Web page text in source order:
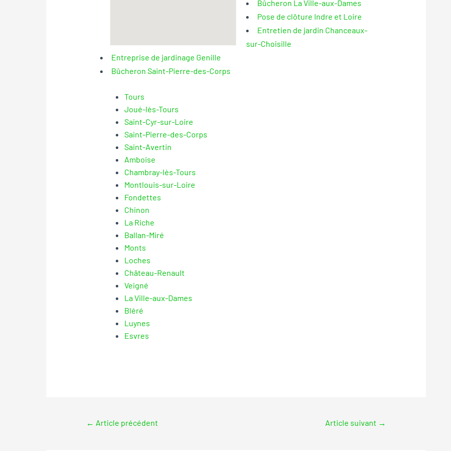
Bûcheron La Ville-aux-Dames
Pose de clôture Indre et Loire
Entretien de jardin Chanceaux-
sur-Choisille
Entreprise de jardinage Genille
Bûcheron Saint-Pierre-des-Corps
Tours
Joué-lès-Tours
Saint-Cyr-sur-Loire
Saint-Pierre-des-Corps
Saint-Avertin
Amboise
Chambray-lès-Tours
Montlouis-sur-Loire
Fondettes
Chinon
La Riche
Ballan-Miré
Monts
Loches
Château-Renault
Veigné
La Ville-aux-Dames
Bléré
Luynes
Esvres
← Article précédent Article suivant →